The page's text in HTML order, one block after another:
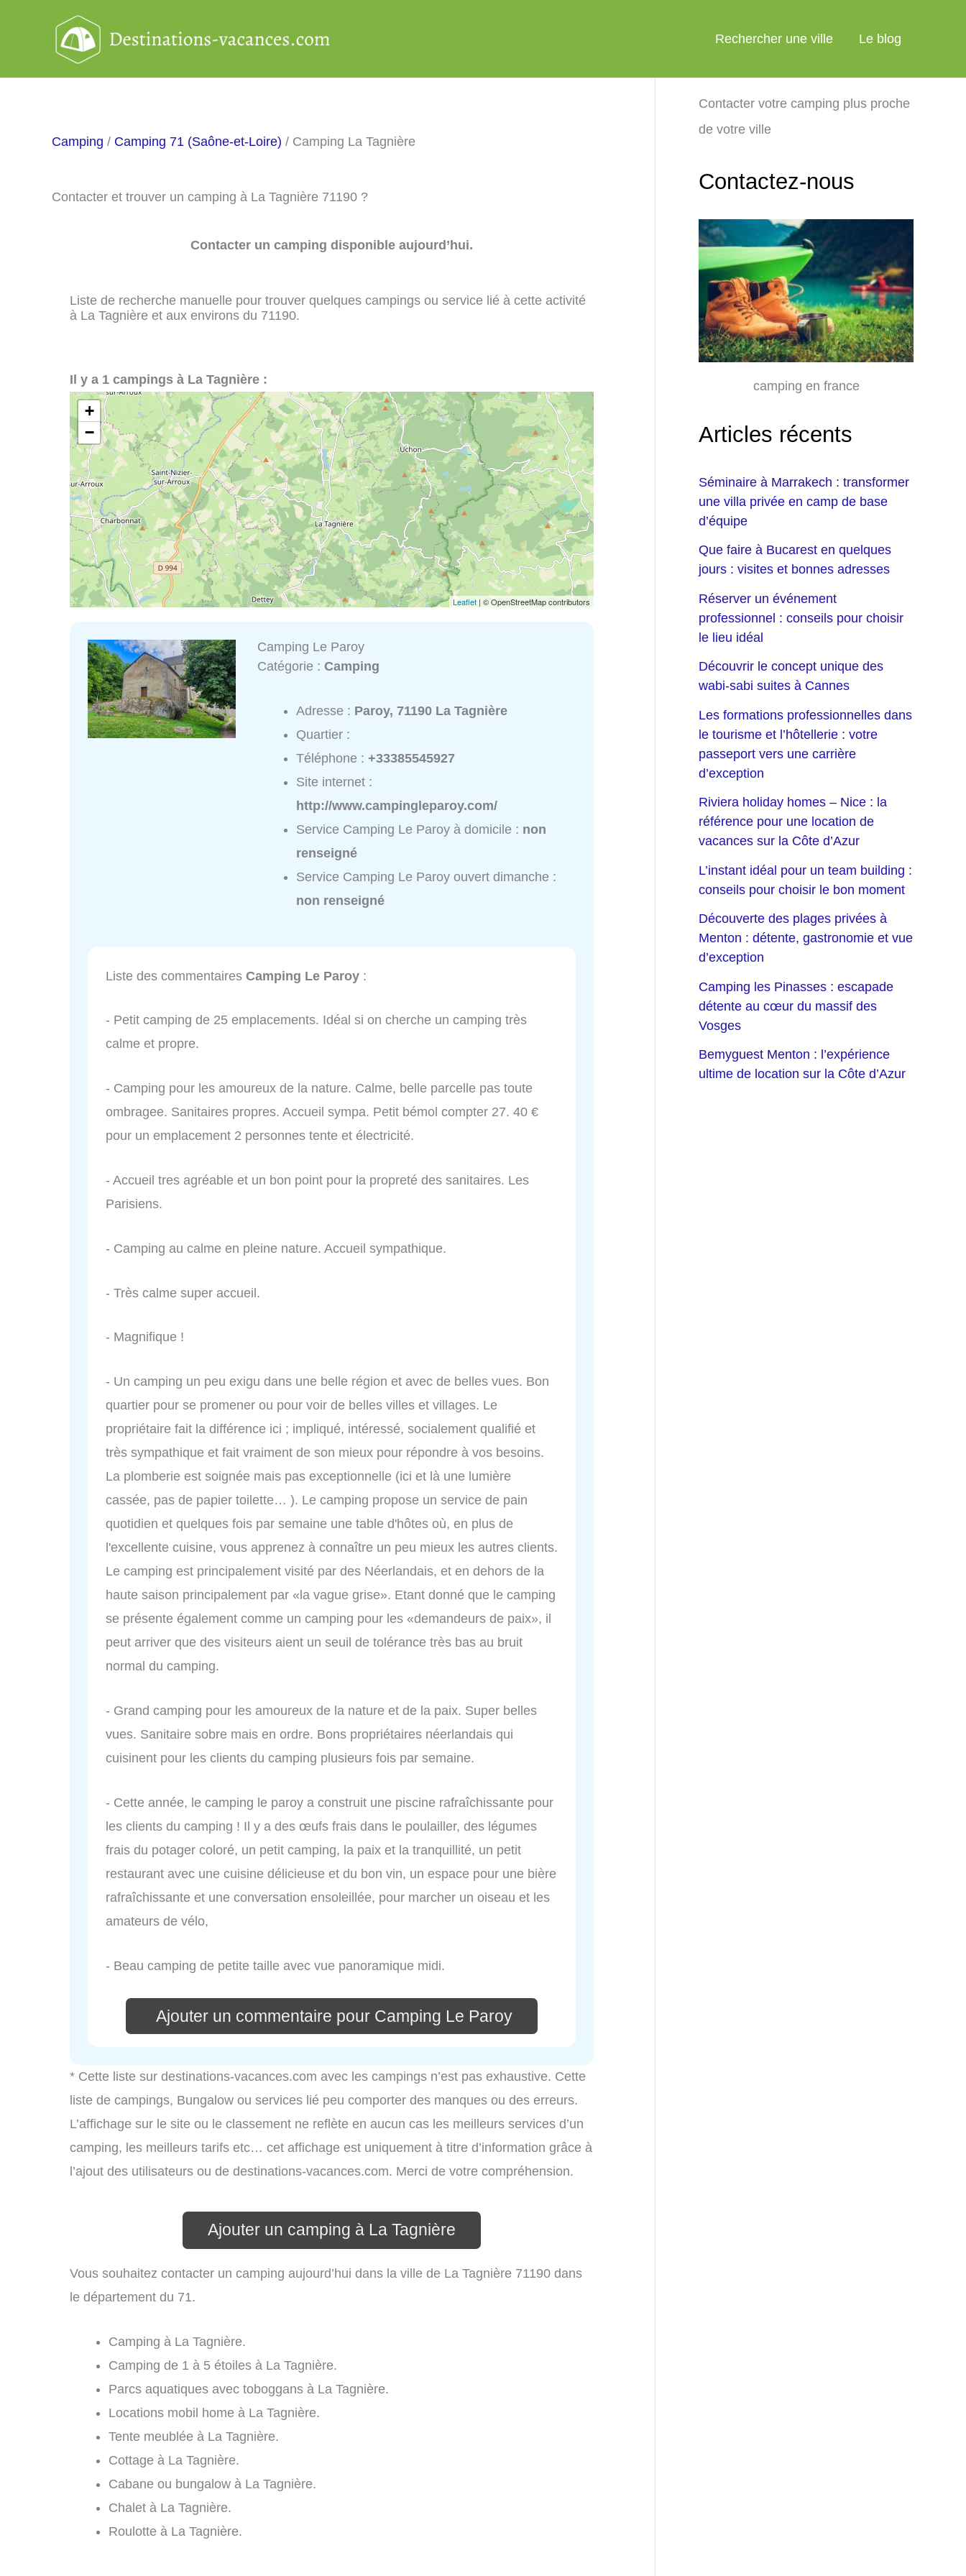
Rechercher une ville Le blog
Camping / Camping 71 (Saône-et-Loire) / Camping La Tagnière
Contacter et trouver un camping à La Tagnière 71190 ?
Contacter un camping disponible aujourd’hui.
Liste de recherche manuelle pour trouver quelques campings ou service lié à cette activité
à La Tagnière et aux environs du 71190.
Il y a 1 campings à La Tagnière :
+
−
Leaflet | © OpenStreetMap contributors
Camping Le Paroy
Catégorie :Camping
Adresse : Paroy, 71190 La Tagnière
Quartier :
Téléphone :+33385545927
Site internet :
http://www.campingleparoy.com/
Service Camping Le Paroy à domicile : non
renseigné
Service Camping Le Paroy ouvert dimanche :
non renseigné
Liste des commentaires Camping Le Paroy :
- Petit camping de 25 emplacements. Idéal si on cherche un camping très
calme et propre.
- Camping pour les amoureux de la nature. Calme, belle parcelle pas toute
ombragee. Sanitaires propres. Accueil sympa. Petit bémol compter 27. 40 €
pour un emplacement 2 personnes tente et électricité.
- Accueil tres agréable et un bon point pour la propreté des sanitaires. Les
Parisiens.
- Camping au calme en pleine nature. Accueil sympathique.
- Très calme super accueil.
- Magnifique !
- Un camping un peu exigu dans une belle région et avec de belles vues. Bon
quartier pour se promener ou pour voir de belles villes et villages. Le
propriétaire fait la différence ici ; impliqué, intéressé, socialement qualifié et
très sympathique et fait vraiment de son mieux pour répondre à vos besoins.
La plomberie est soignée mais pas exceptionnelle (ici et là une lumière
cassée, pas de papier toilette… ). Le camping propose un service de pain
quotidien et quelques fois par semaine une table d'hôtes où, en plus de
l'excellente cuisine, vous apprenez à connaître un peu mieux les autres clients.
Le camping est principalement visité par des Néerlandais, et en dehors de la
haute saison principalement par «la vague grise». Etant donné que le camping
se présente également comme un camping pour les «demandeurs de paix», il
peut arriver que des visiteurs aient un seuil de tolérance très bas au bruit
normal du camping.
- Grand camping pour les amoureux de la nature et de la paix. Super belles
vues. Sanitaire sobre mais en ordre. Bons propriétaires néerlandais qui
cuisinent pour les clients du camping plusieurs fois par semaine.
- Cette année, le camping le paroy a construit une piscine rafraîchissante pour
les clients du camping ! Il y a des œufs frais dans le poulailler, des légumes
frais du potager coloré, un petit camping, la paix et la tranquillité, un petit
restaurant avec une cuisine délicieuse et du bon vin, un espace pour une bière
rafraîchissante et une conversation ensoleillée, pour marcher un oiseau et les
amateurs de vélo,
- Beau camping de petite taille avec vue panoramique midi.
Ajouter un commentaire pour Camping Le Paroy
* Cette liste sur destinations-vacances.com avec les campings n’est pas exhaustive. Cette
liste de campings, Bungalow ou services lié peu comporter des manques ou des erreurs.
L’affichage sur le site ou le classement ne reflète en aucun cas les meilleurs services d’un
camping, les meilleurs tarifs etc… cet affichage est uniquement à titre d’information grâce à
l’ajout des utilisateurs ou de destinations-vacances.com. Merci de votre compréhension.
Ajouter un camping à La Tagnière
Vous souhaitez contacter un camping aujourd’hui dans la ville de La Tagnière 71190 dans
le département du 71.
Camping à La Tagnière.
Camping de 1 à 5 étoiles à La Tagnière.
Parcs aquatiques avec toboggans à La Tagnière.
Locations mobil home à La Tagnière.
Tente meublée à La Tagnière.
Cottage à La Tagnière.
Cabane ou bungalow à La Tagnière.
Chalet à La Tagnière.
Roulotte à La Tagnière.
Contacter votre camping plus proche
de votre ville
Contactez-nous
camping en france
Articles récents
Séminaire à Marrakech : transformer
une villa privée en camp de base
d’équipe
Que faire à Bucarest en quelques
jours : visites et bonnes adresses
Réserver un événement
professionnel : conseils pour choisir
le lieu idéal
Découvrir le concept unique des
wabi-sabi suites à Cannes
Les formations professionnelles dans
le tourisme et l’hôtellerie : votre
passeport vers une carrière
d’exception
Riviera holiday homes – Nice : la
référence pour une location de
vacances sur la Côte d’Azur
L’instant idéal pour un team building :
conseils pour choisir le bon moment
Découverte des plages privées à
Menton : détente, gastronomie et vue
d’exception
Camping les Pinasses : escapade
détente au cœur du massif des
Vosges
Bemyguest Menton : l’expérience
ultime de location sur la Côte d’Azur